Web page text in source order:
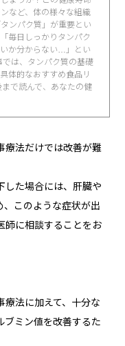
など、体の様々な組織
ンパク質」が重要とい
毎日しっかりタンパク
か分からない…」とい
は、タンパク質の基礎
体的なおすすめ食品リ
で読んで、あなたの健
療法だけでは改善が難
した場合には、肝臓や
、このような症状が出
師に相談することをお
療法に加えて、十分な
ブミン値を改善するた